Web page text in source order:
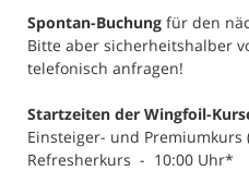
Spontan-Buchung für den
Bitte aber sicherheitshalber
telefonisch anfragen!
Startzeiten der Wingfoil-
Einsteiger- und
Refresherkurs - 10:00 Uhr*